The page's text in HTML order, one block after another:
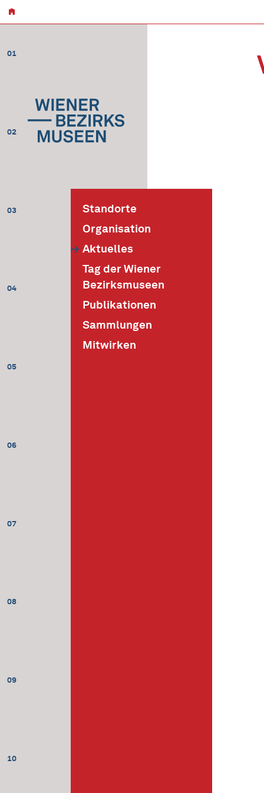
01
02
03
04
05
06
07
08
09
10
Standorte
Organisation
Aktuelles
Tag der Wiener
Bezirksmuseen
Publikationen
Sammlungen
Mitwirken